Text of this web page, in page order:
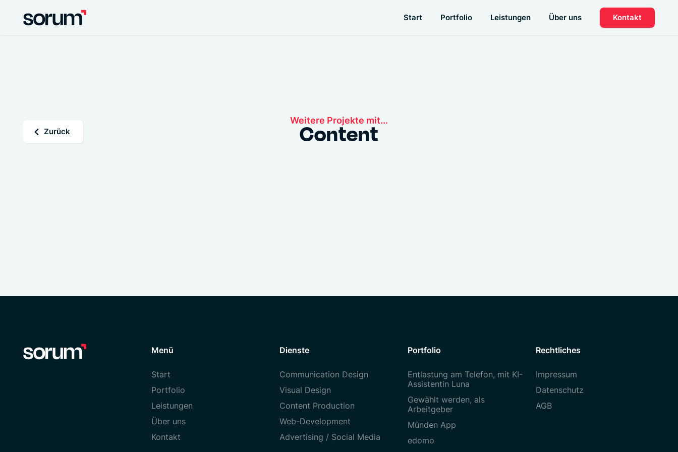
Start Portfolio Leistungen Über uns Kontakt
Zurück
Weitere Projekte mit...
Content
Menü
Start
Portfolio
Leistungen
Über uns
Kontakt
Dienste
Communication Design
Visual Design
Content Production
Web-Development
Advertising / Social Media
Portfolio
Entlastung am Telefon, mit KI-
Assistentin Luna
Gewählt werden, als
Arbeitgeber
Münden App
edomo
Rechtliches
Impressum
Datenschutz
AGB